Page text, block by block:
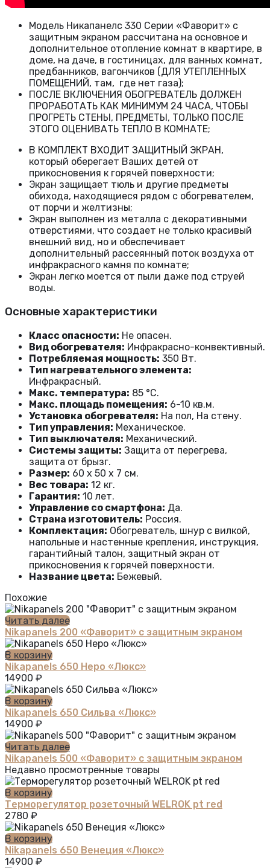
Модель Никапанелс 330 Серии «Фаворит» с
защитным экраном рассчитана на основное и
дополнительное отопление комнат в квартире, в
доме, на даче, в гостиницах, для ванных комнат,
предбанников, вагончиков (ДЛЯ УТЕПЛЕННЫХ
ПОМЕЩЕНИЙ, там, где нет газа);
ПОСЛЕ ВКЛЮЧЕНИЯ ОБОГРЕВАТЕЛЬ ДОЛЖЕН
ПРОРАБОТАТЬ КАК МИНИМУМ 24 ЧАСА, ЧТОБЫ
ПРОГРЕТЬ СТЕНЫ, ПРЕДМЕТЫ, ТОЛЬКО ПОСЛЕ
ЭТОГО ОЦЕНИВАТЬ ТЕПЛО В КОМНАТЕ;
В КОМПЛЕКТ ВХОДИТ ЗАЩИТНЫЙ ЭКРАН,
который оберегает Ваших детей от
прикосновения к горячей поверхности;
Экран защищает тюль и другие предметы
обихода, находящиеся рядом с обогревателем,
от порчи и желтизны;
Экран выполнен из металла с декоративными
отверстиями, что создает не только красивый
внешний вид, но и обеспечивает
дополнительный рассеянный поток воздуха от
инфракрасного камня по комнате;
Экран легко моется от пыли даже под струей
воды.
Основные характеристики
Класс опасности: Не опасен.
Вид обогревателя: Инфракрасно-конвективный.
Потребляемая мощность: 350 Вт.
Тип нагревательного элемента:
Инфракрасный.
Макс. температура: 85 °С.
Макс. площадь помещения: 6-10 кв.м.
Установка обогревателя: На пол, На стену.
Тип управления: Механическое.
Тип выключателя: Механический.
Системы защиты: Защита от перегрева,
защита от брызг.
Размер: 60 x 50 x 7 см.
Вес товара: 12 кг.
Гарантия: 10 лет.
Управление со смартфона: Да.
Страна изготовитель: Россия.
Комплектация: Обогреватель, шнур с вилкой,
напольные и настенные крепления, инструкция,
гарантийный талон, защитный экран от
прикосновения к горячей поверхности.
Название цвета: Бежевый.
Похожие
Читать далее
Nikapanels 200 «Фаворит» с защитным экраном
В корзину
Nikapanels 650 Неро «Люкс»
14900 ₽
В корзину
Nikapanels 650 Сильва «Люкс»
14900 ₽
Читать далее
Nikapanels 500 «Фаворит» с защитным экраном
Недавно просмотренные товары
В корзину
Терморегулятор розеточный WELROK pt red
2780 ₽
В корзину
Nikapanels 650 Венеция «Люкс»
14900 ₽